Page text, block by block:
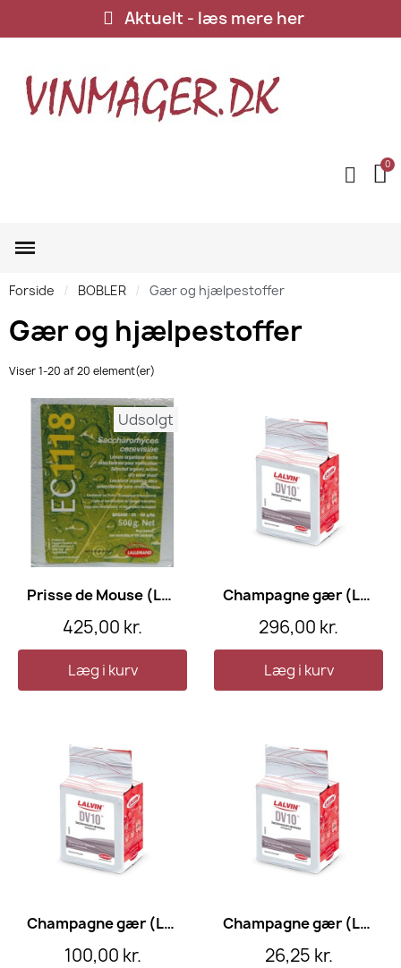
Aktuelt - læs mere her
Forside BOBLER Gær og hjælpestoffer
Gær og hjælpestoffer
Viser 1-20 af 20 element(er)
Udsolgt
Prisse de Mouse (Lalvin EC1118) Økologisk, 500 gram
425,00 kr.
Læg i kurv
Champagne gær (Lalvin DV10), 500 gram
296,00 kr.
Læg i kurv
Champagne gær (Lalvin DV10), 100 gram
100,00 kr.
Champagne gær (Lalvin DV10), 15 gram
26,25 kr.